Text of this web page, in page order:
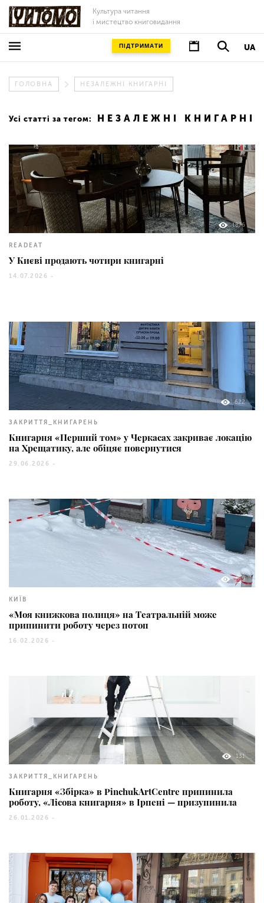
Культура читання
і мистецтво книговидання
UA
ПІДТРИМАТИ
ГОЛОВНА НЕЗАЛЕЖНІ КНИГАРНІ
Усі статті за тегом: НЕЗАЛЕЖНІ КНИГАРНІ
1876
READEAT
У Києві продають чотири книгарні
14.07.2026 -
622
ЗАКРИТТЯ_КНИГАРЕНЬ
Книгарня «Перший том» у Черкасах закриває локацію
на Хрещатику, але обіцяє повернутися
29.06.2026 -
269
КИЇВ
«Моя книжкова полиця» на Театральній може
припинити роботу через потоп
16.02.2026 -
131
ЗАКРИТТЯ_КНИГАРЕНЬ
Книгарня «Збірка» в PinchukArtCentre припинила
роботу, «Лісова книгарня» в Ірпені — призупинила
26.01.2026 -